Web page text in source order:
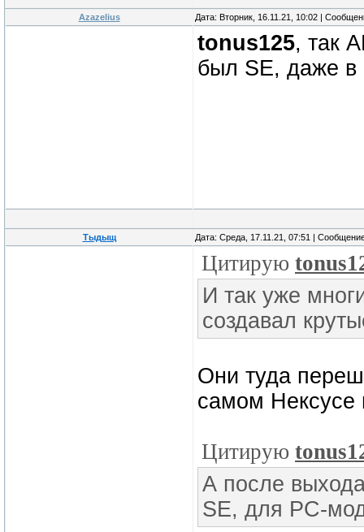
Azazelius Дата: Вторник, 16.11.21, 10:02 |
tonus125, так
был SE, даже в
Тыдыщ Дата: Среда, 17.11.21, 07:51 |
Цитирую
И так уже
создавал
Они туда
самом Нексусе
Цитирую
А после
SE, для РС-